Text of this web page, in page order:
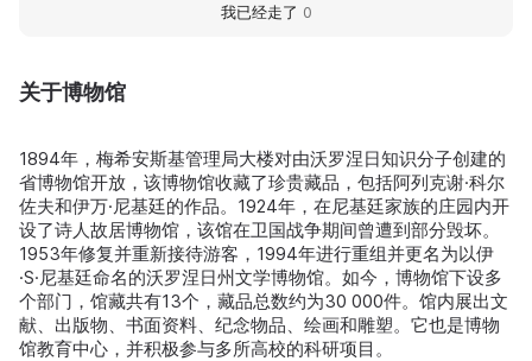
关于博物馆
1894年，梅希安斯基管理局大楼对由沃罗涅日知识分子创建的
省博物馆开放，该博物馆收藏了珍贵藏品，包括阿列克谢·科尔
佐夫和伊万·尼基廷的作品。1924年，在尼基廷家族的庄园内开
设了诗人故居博物馆，该馆在卫国战争期间曾遭到部分毁坏。
1953年修复并重新接待游客，1994年进行重组并更名为以伊
·S·尼基廷命名的沃罗涅日州文学博物馆。如今，博物馆下设多
个部门，馆藏共有13个，藏品总数约为30 000件。馆内展出文
献、出版物、书面资料、纪念物品、绘画和雕塑。它也是博物
馆教育中心，并积极参与多所高校的科研项目。
我已经走了 0